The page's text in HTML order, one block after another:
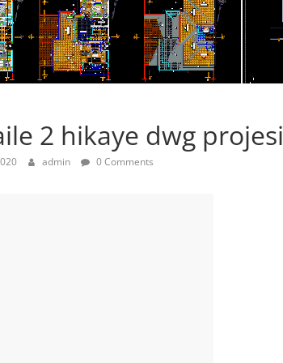
2 hikaye dwg projesi
admin 0 Comments